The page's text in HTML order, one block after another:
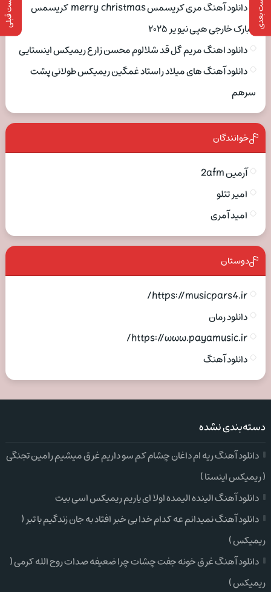
پست بعدی پست قبلی
دانلود آهنگ مری کریسمس merry christmas کریسمس
مبارک خارجی هپی نیو یر ۲۰۲۵
دانلود اهنگ مریم گل قد شلالوم محسن زارع ریمیکس اینستایی
دانلود آهنگ های میلاد راستاد غمگین ریمیکس طولانی پشت
سرهم
خوانندگان
آرمین 2afm
امیر تتلو
امید آمری
دوستان
https://musicpars4.ir/
دانلود رمان
https://www.payamusic.ir/
دانلود آهنگ
دسته‌بندی نشده
دانلود آهنگ ریه ام داغان چشام کم سو داریم غرق میشیم رامین تجنگی
( ریمیکس اینستا )
دانلود آهنگ الینده الیمده اولا ای یاریم ریمیکس اسی بیت
دانلود آهنگ نمیدانم عه کدام خدا بی خبر افتاد به جان زندگیم با تبر (
ریمیکس )
دانلود آهنگ غرق خونه جفت چشات چرا ضعیفه صدات روح الله کرمی (
ریمیکس )